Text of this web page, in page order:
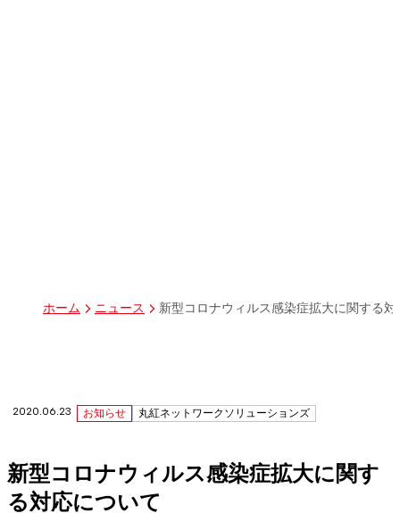
ホーム ニュース 新型コロナウィルス感染症拡大に関する対
2020.06.23 お知らせ 丸紅ネットワークソリューションズ
新型コロナウィルス感染症拡大に関す
る対応について